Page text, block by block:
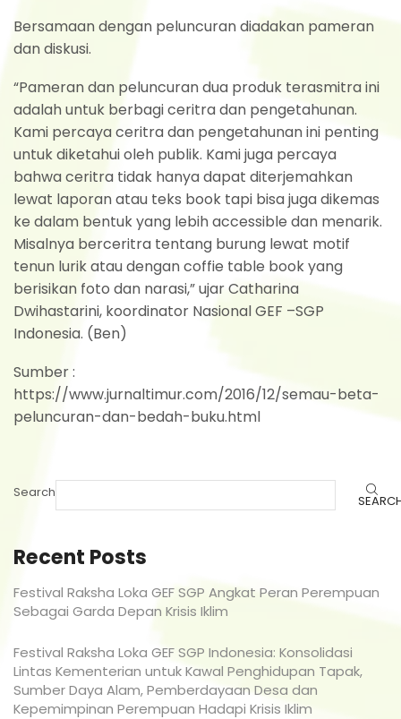
Bersamaan dengan peluncuran diadakan pameran
dan diskusi.
“Pameran dan peluncuran dua produk terasmitra ini
adalah untuk berbagi ceritra dan pengetahunan.
Kami percaya ceritra dan pengetahunan ini penting
untuk diketahui oleh publik. Kami juga percaya
bahwa ceritra tidak hanya dapat diterjemahkan
lewat laporan atau teks book tapi bisa juga dikemas
ke dalam bentuk yang lebih accessible dan menarik.
Misalnya berceritra tentang burung lewat motif
tenun lurik atau dengan coffie table book yang
berisikan foto dan narasi,” ujar Catharina
Dwihastarini, koordinator Nasional GEF –SGP
Indonesia. (Ben)
Sumber :
https://www.jurnaltimur.com/2016/12/semau-beta-
peluncuran-dan-bedah-buku.html
Search
Recent Posts
Festival Raksha Loka GEF SGP Angkat Peran Perempuan
Sebagai Garda Depan Krisis Iklim
Festival Raksha Loka GEF SGP Indonesia: Konsolidasi
Lintas Kementerian untuk Kawal Penghidupan Tapak,
Sumber Daya Alam, Pemberdayaan Desa dan
Kepemimpinan Perempuan Hadapi Krisis Iklim